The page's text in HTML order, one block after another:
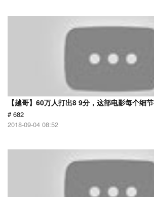
【越哥】60万人打出8 9分，这部电影每个细
# 682
2018-09-04 08:52